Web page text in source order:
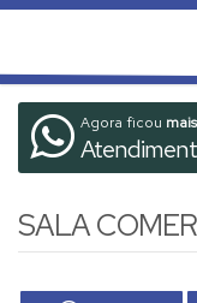
Agora ficou
SALA